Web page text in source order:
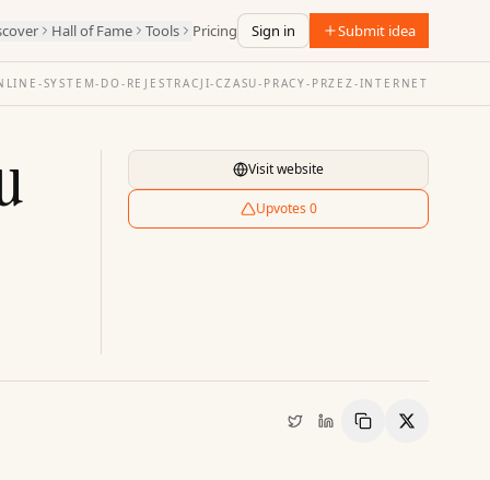
Hall of Fame Tools Pricing Sign in Submit idea
SYSTEM-DO-REJESTRACJI-CZASU-PRACY-PRZEZ-INTERNET
Visit website
Upvotes 0
Copy LinkShare